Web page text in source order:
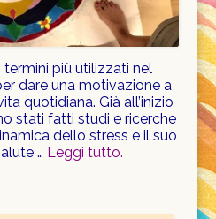
termini più utilizzati nel
dare una motivazione a
quotidiana. Già all’inizio
stati fatti studi e ricerche
dello stress e il suo
… Leggi tutto.